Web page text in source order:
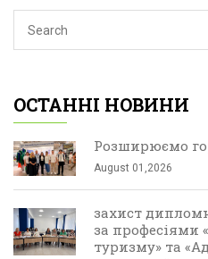
ОСТАННІ НОВИНИ
Розширюємо
August 01,2026
захист
за професіями
туризму» та